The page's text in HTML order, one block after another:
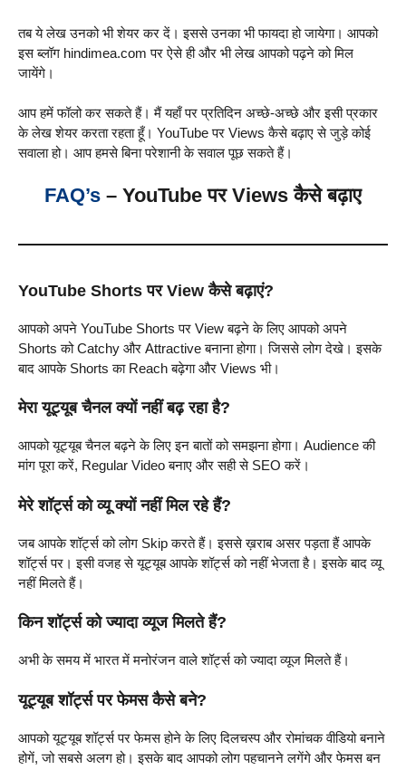
तब ये लेख उनको भी शेयर कर दें। इससे उनका भी फायदा हो जायेगा। आपको
इस ब्लॉग hindimea.com पर ऐसे ही और भी लेख आपको पढ़ने को मिल
जायेंगे।
आप हमें फॉलो कर सकते हैं। मैं यहाँ पर प्रतिदिन अच्छे-अच्छे और इसी प्रकार
के लेख शेयर करता रहता हूँ। YouTube पर Views कैसे बढ़ाए से जुड़े कोई
सवाला हो। आप हमसे बिना परेशानी के सवाल पूछ सकते हैं।
FAQ’s – YouTube पर Views कैसे बढ़ाए
YouTube Shorts पर View कैसे बढ़ाएं?
आपको अपने YouTube Shorts पर View बढ़ने के लिए आपको अपने
Shorts को Catchy और Attractive बनाना होगा। जिससे लोग देखे। इसके
बाद आपके Shorts का Reach बढ़ेगा और Views भी।
मेरा यूट्यूब चैनल क्यों नहीं बढ़ रहा है?
आपको यूट्यूब चैनल बढ़ने के लिए इन बातों को समझना होगा। Audience की
मांग पूरा करें, Regular Video बनाए और सही से SEO करें।
मेरे शॉर्ट्स को व्यू क्यों नहीं मिल रहे हैं?
जब आपके शॉर्ट्स को लोग Skip करते हैं। इससे ख़राब असर पड़ता हैं आपके
शॉर्ट्स पर। इसी वजह से यूट्यूब आपके शॉर्ट्स को नहीं भेजता है। इसके बाद व्यू
नहीं मिलते हैं।
किन शॉर्ट्स को ज्यादा व्यूज मिलते हैं?
अभी के समय में भारत में मनोरंजन वाले शॉर्ट्स को ज्यादा व्यूज मिलते हैं।
यूट्यूब शॉर्ट्स पर फेमस कैसे बने?
आपको यूट्यूब शॉर्ट्स पर फेमस होने के लिए दिलचस्प और रोमांचक वीडियो बनाने
होगें, जो सबसे अलग हो। इसके बाद आपको लोग पहचानने लगेंगे और फेमस बन